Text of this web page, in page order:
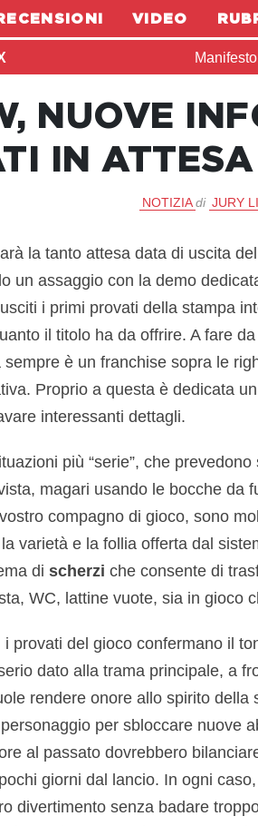
VIDEO
Manifesto
NUOVE
IN
NOTIZIA di JURY
la tanto attesa data di uscita
un assaggio con la demo
i primi provati della stampa
il titolo ha da offrire. A fare
sempre è un franchise sopra le
Proprio a questa è dedicata
interessanti dettagli.
più “serie”, che
magari usando le bocche da
compagno di gioco, sono
varietà e la follia offerta dal
di scherzi che consente di
WC, lattine vuote, sia in gioco
i provati del gioco confermano il
dato alla trama principale, a
rendere onore allo spirito della
per sbloccare nuove
al passato dovrebbero
giorni dal lancio. In ogni
divertimento senza badare